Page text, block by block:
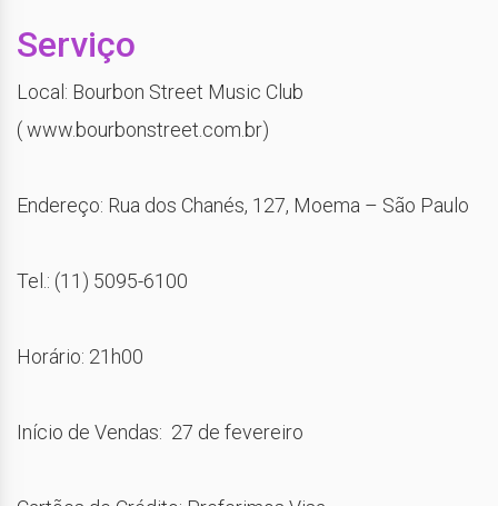
Serviço
Local: Bourbon Street Music Club
( www.bourbonstreet.com.br)
Endereço: Rua dos Chanés, 127, Moema – São Paulo
Tel.: (11) 5095-6100
Horário: 21h00
Início de Vendas: 27 de fevereiro